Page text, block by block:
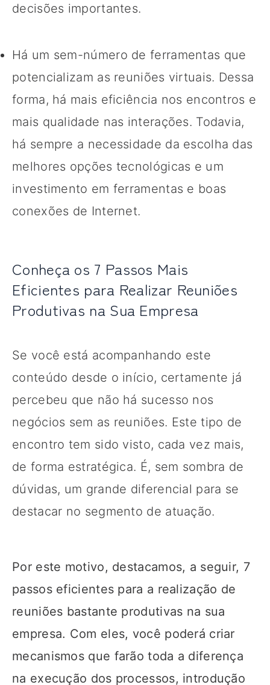
decisões importantes.
Há um sem-número de ferramentas que
potencializam as reuniões virtuais. Dessa
forma, há mais eficiência nos encontros e
mais qualidade nas interações. Todavia,
há sempre a necessidade da escolha das
melhores opções tecnológicas e um
investimento em ferramentas e boas
conexões de Internet.
Conheça os 7 Passos Mais
Eficientes para Realizar Reuniões
Produtivas na Sua Empresa
Se você está acompanhando este
conteúdo desde o início, certamente já
percebeu que não há sucesso nos
negócios sem as reuniões. Este tipo de
encontro tem sido visto, cada vez mais,
de forma estratégica. É, sem sombra de
dúvidas, um grande diferencial para se
destacar no segmento de atuação.
Por este motivo, destacamos, a seguir, 7
passos eficientes para a realização de
reuniões bastante produtivas na sua
empresa. Com eles, você poderá criar
mecanismos que farão toda a diferença
na execução dos processos, introdução